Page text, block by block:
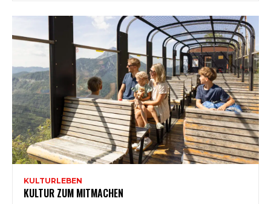
KULTURLEBEN
KULTUR ZUM MITMACHEN